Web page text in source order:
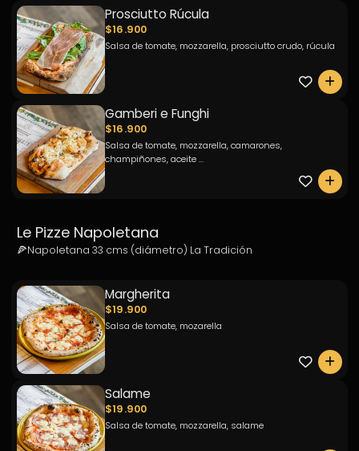
Prosciutto Rúcula
$16.900
Salsa de tomate, mozzarella, prosciutto crudo, rúcula
0
Gamberi e Funghi
$16.900
Salsa de tomate, mozzarella, camarones,
champiñones, aceite ...
0
Le Pizze Napoletana
Margherita
$19.900
Salsa de tomate, mozarella
0
Salame
$19.900
Salsa de tomate, mozzarella, salame